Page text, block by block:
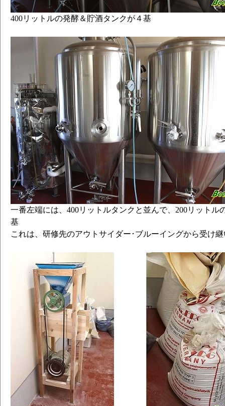
400リットルの発酵＆貯酒タンクが４基
一番左端には、400リットルタンクと並んで、200リットル
基
これは、研修先のアウトサイダー･ブルーイングから受け